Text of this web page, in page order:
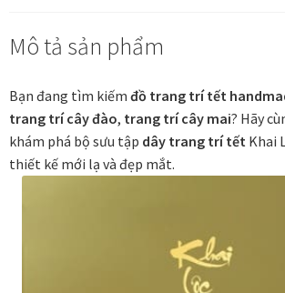
Vũ khúc thiên nga Collection
Wheels of Time
Tranh chim sếu nghệ thuật
cây
số
lượng
Mô tả sản phẩm
Bạn đang tìm kiếm đồ trang trí tết
trang trí cây đào, trang trí cây mai? Hãy
khám phá bộ sưu tập dây trang trí tết Khai
thiết kế mới lạ và đẹp mắt.